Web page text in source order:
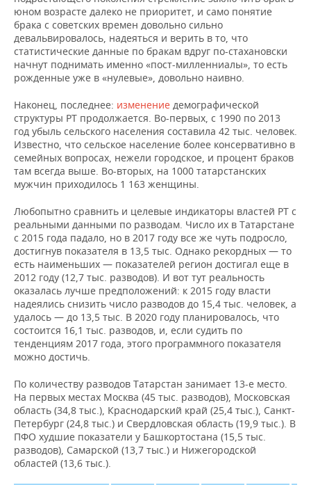
юном возрасте далеко не приоритет, и само понятие
брака с советских времен довольно сильно
девальвировалось, надеяться и верить в то, что
статистические данные по бракам вдруг по-стахановски
начнут поднимать именно «пост-милленниалы», то есть
рожденные уже в «нулевые», довольно наивно.
Наконец, последнее: изменение демографической
структуры РТ продолжается. Во-первых, с 1990 по 2013
год убыль сельского населения составила 42 тыс. человек.
Известно, что сельское население более консервативно в
семейных вопросах, нежели городское, и процент браков
там всегда выше. Во-вторых, на 1000 татарстанских
мужчин приходилось 1 163 женщины.
Любопытно сравнить и целевые индикаторы властей РТ с
реальными данными по разводам. Число их в Татарстане
с 2015 года падало, но в 2017 году все же чуть подросло,
достигнув показателя в 13,5 тыс. Однако рекордных — то
есть наименьших — показателей регион достигал еще в
2012 году (12,7 тыс. разводов). И вот тут реальность
оказалась лучше предположений: к 2015 году власти
надеялись снизить число разводов до 15,4 тыс. человек, а
удалось — до 13,5 тыс. В 2020 году планировалось, что
состоится 16,1 тыс. разводов, и, если судить по
тенденциям 2017 года, этого программного показателя
можно достичь.
По количеству разводов Татарстан занимает 13-е место.
На первых местах Москва (45 тыс. разводов), Московская
область (34,8 тыс.), Краснодарский край (25,4 тыс.), Санкт-
Петербург (24,8 тыс.) и Свердловская область (19,9 тыс.). В
ПФО худшие показатели у Башкортостана (15,5 тыс.
разводов), Самарской (13,7 тыс.) и Нижегородской
областей (13,6 тыс.).